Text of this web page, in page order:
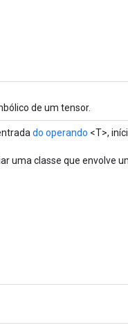
de um tensor.
do operando <T>,
uma classe que envolve